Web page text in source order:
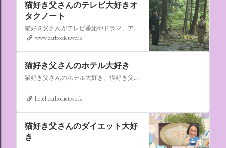
猫好き父さんのテレビ大好きオ
タクノート
猫好き父さんがテレビ番組やドラマ、アニメ、特撮ヒーロー,そしてダイエットについて書いたブログです。
www.carbodiet.work
猫好き父さんのホテル大好き
猫好き父さんのホテル大好き。猫好き父さんが宿泊したホテルの情報を徒然なるままに書いていきます。
hotel.carbodiet.work
猫好き父さんのダイエット大好
き